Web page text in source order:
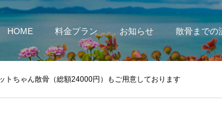
HOME 料金プラン お知らせ 散骨までの
トちゃん散骨（総額24000円）もご用意しております